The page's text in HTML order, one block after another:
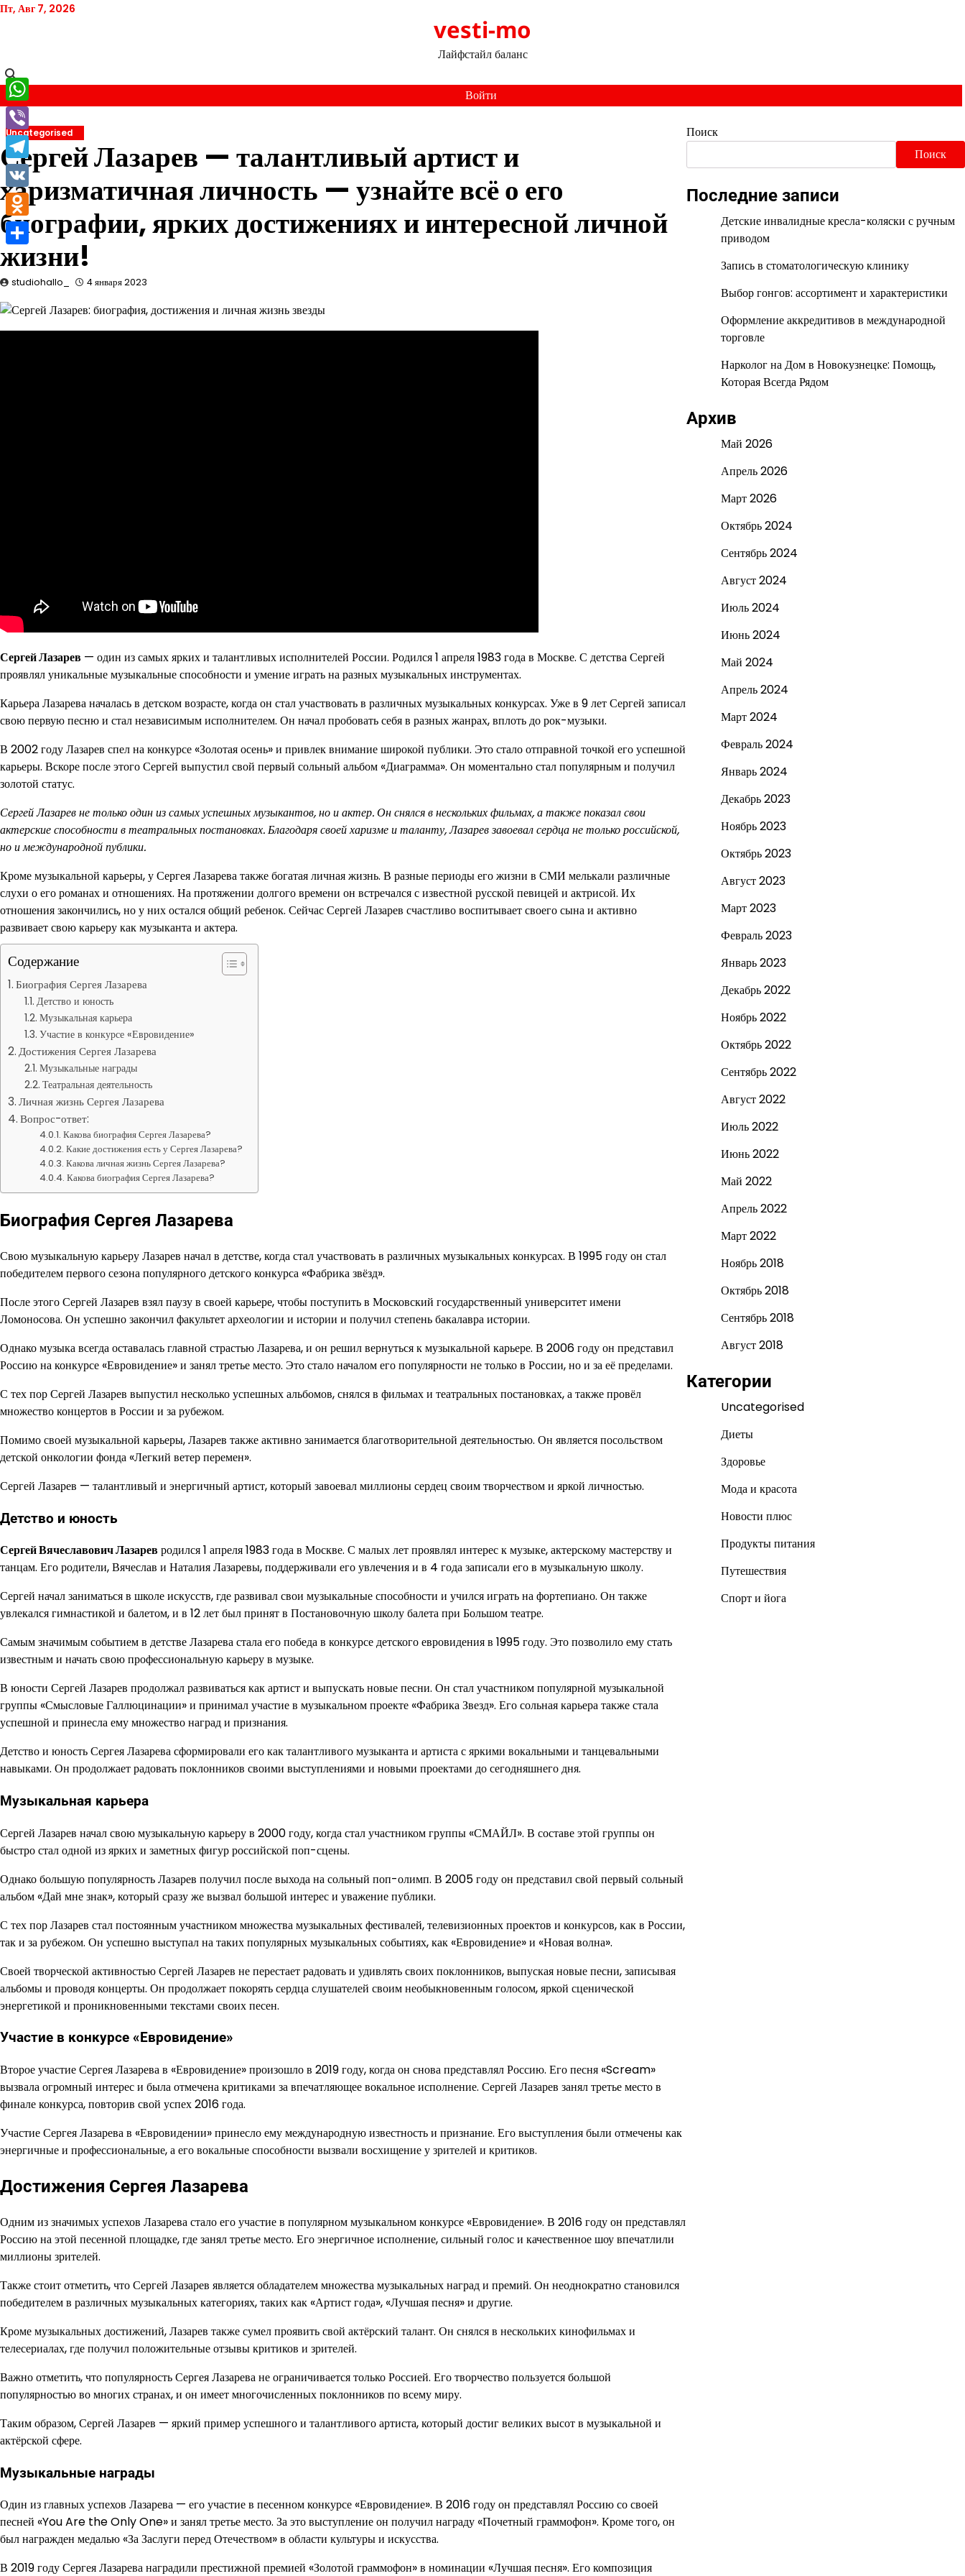
Перейти
Пт, Авг 7, 2026
vesti-mo
Лайфстайл баланс
Войти
Uncategorised
Сергей Лазарев — талантливый артист и
харизматичная личность — узнайте всё о его
биографии, ярких достижениях и интересной личной
жизни!
studiohallo_ 4 января 2023
Сергей Лазарев — один из самых ярких и талантливых исполнителей России. Родился 1 апреля 1983 года в Москве. С детства Сергей
проявлял уникальные музыкальные способности и умение играть на разных музыкальных инструментах.
Карьера Лазарева началась в детском возрасте, когда он стал участвовать в различных музыкальных конкурсах. Уже в 9 лет Сергей записал
свою первую песню и стал независимым исполнителем. Он начал пробовать себя в разных жанрах, вплоть до рок-музыки.
В 2002 году Лазарев спел на конкурсе «Золотая осень» и привлек внимание широкой публики. Это стало отправной точкой его успешной
карьеры. Вскоре после этого Сергей выпустил свой первый сольный альбом «Диаграмма». Он моментально стал популярным и получил
золотой статус.
Сергей Лазарев не только один из самых успешных музыкантов, но и актер. Он снялся в нескольких фильмах, а также показал свои
актерские способности в театральных постановках. Благодаря своей харизме и таланту, Лазарев завоевал сердца не только российской,
но и международной публики.
Кроме музыкальной карьеры, у Сергея Лазарева также богатая личная жизнь. В разные периоды его жизни в СМИ мелькали различные
слухи о его романах и отношениях. На протяжении долгого времени он встречался с известной русской певицей и актрисой. Их
отношения закончились, но у них остался общий ребенок. Сейчас Сергей Лазарев счастливо воспитывает своего сына и активно
развивает свою карьеру как музыканта и актера.
Содержание
Биография Сергея Лазарева
Детство и юность
Музыкальная карьера
Участие в конкурсе «Евровидение»
Достижения Сергея Лазарева
Музыкальные награды
Театральная деятельность
Личная жизнь Сергея Лазарева
Вопрос-ответ:
Какова биография Сергея Лазарева?
Какие достижения есть у Сергея Лазарева?
Какова личная жизнь Сергея Лазарева?
Какова биография Сергея Лазарева?
Биография Сергея Лазарева
Свою музыкальную карьеру Лазарев начал в детстве, когда стал участвовать в различных музыкальных конкурсах. В 1995 году он стал
победителем первого сезона популярного детского конкурса «Фабрика звёзд».
После этого Сергей Лазарев взял паузу в своей карьере, чтобы поступить в Московский государственный университет имени
Ломоносова. Он успешно закончил факультет археологии и истории и получил степень бакалавра истории.
Однако музыка всегда оставалась главной страстью Лазарева, и он решил вернуться к музыкальной карьере. В 2006 году он представил
Россию на конкурсе «Евровидение» и занял третье место. Это стало началом его популярности не только в России, но и за её пределами.
С тех пор Сергей Лазарев выпустил несколько успешных альбомов, снялся в фильмах и театральных постановках, а также провёл
множество концертов в России и за рубежом.
Помимо своей музыкальной карьеры, Лазарев также активно занимается благотворительной деятельностью. Он является посольством
детской онкологии фонда «Легкий ветер перемен».
Сергей Лазарев — талантливый и энергичный артист, который завоевал миллионы сердец своим творчеством и яркой личностью.
Детство и юность
Сергей Вячеславович Лазаревродился 1 апреля 1983 года в Москве. С малых лет проявлял интерес к музыке, актерскому мастерству и
танцам. Его родители, Вячеслав и Наталия Лазаревы, поддерживали его увлечения и в 4 года записали его в музыкальную школу.
Сергей начал заниматься в школе искусств, где развивал свои музыкальные способности и учился играть на фортепиано. Он также
увлекался гимнастикой и балетом, и в 12 лет был принят в Постановочную школу балета при Большом театре.
Самым значимым событием в детстве Лазарева стала его победа в конкурсе детского евровидения в 1995 году. Это позволило ему стать
известным и начать свою профессиональную карьеру в музыке.
В юности Сергей Лазарев продолжал развиваться как артист и выпускать новые песни. Он стал участником популярной музыкальной
группы «Смысловые Галлюцинации» и принимал участие в музыкальном проекте «Фабрика Звезд». Его сольная карьера также стала
успешной и принесла ему множество наград и признания.
Детство и юность Сергея Лазарева сформировали его как талантливого музыканта и артиста с яркими вокальными и танцевальными
навыками. Он продолжает радовать поклонников своими выступлениями и новыми проектами до сегодняшнего дня.
Музыкальная карьера
Сергей Лазарев начал свою музыкальную карьеру в 2000 году, когда стал участником группы «СМАЙЛ». В составе этой группы он
быстро стал одной из ярких и заметных фигур российской поп-сцены.
Однако большую популярность Лазарев получил после выхода на сольный поп-олимп. В 2005 году он представил свой первый сольный
альбом «Дай мне знак», который сразу же вызвал большой интерес и уважение публики.
С тех пор Лазарев стал постоянным участником множества музыкальных фестивалей, телевизионных проектов и конкурсов, как в России,
так и за рубежом. Он успешно выступал на таких популярных музыкальных событиях, как «Евровидение» и «Новая волна».
Своей творческой активностью Сергей Лазарев не перестает радовать и удивлять своих поклонников, выпуская новые песни, записывая
альбомы и проводя концерты. Он продолжает покорять сердца слушателей своим необыкновенным голосом, яркой сценической
энергетикой и проникновенными текстами своих песен.
Участие в конкурсе «Евровидение»
Второе участие Сергея Лазарева в «Евровидение» произошло в 2019 году, когда он снова представлял Россию. Его песня «Scream»
вызвала огромный интерес и была отмечена критиками за впечатляющее вокальное исполнение. Сергей Лазарев занял третье место в
финале конкурса, повторив свой успех 2016 года.
Участие Сергея Лазарева в «Евровидении» принесло ему международную известность и признание. Его выступления были отмечены как
энергичные и профессиональные, а его вокальные способности вызвали восхищение у зрителей и критиков.
Достижения Сергея Лазарева
Одним из значимых успехов Лазарева стало его участие в популярном музыкальном конкурсе «Евровидение». В 2016 году он представлял
Россию на этой песенной площадке, где занял третье место. Его энергичное исполнение, сильный голос и качественное шоу впечатлили
миллионы зрителей.
Также стоит отметить, что Сергей Лазарев является обладателем множества музыкальных наград и премий. Он неоднократно становился
победителем в различных музыкальных категориях, таких как «Артист года», «Лучшая песня» и другие.
Кроме музыкальных достижений, Лазарев также сумел проявить свой актёрский талант. Он снялся в нескольких кинофильмах и
телесериалах, где получил положительные отзывы критиков и зрителей.
Важно отметить, что популярность Сергея Лазарева не ограничивается только Россией. Его творчество пользуется большой
популярностью во многих странах, и он имеет многочисленных поклонников по всему миру.
Таким образом, Сергей Лазарев — яркий пример успешного и талантливого артиста, который достиг великих высот в музыкальной и
актёрской сфере.
Музыкальные награды
Один из главных успехов Лазарева — его участие в песенном конкурсе «Евровидение». В 2016 году он представлял Россию со своей
песней «You Are the Only One» и занял третье место. За это выступление он получил награду «Почетный граммофон». Кроме того, он
был награжден медалью «За Заслуги перед Отечеством» в области культуры и искусства.
В 2019 году Сергея Лазарева наградили престижной премией «Золотой граммофон» в номинации «Лучшая песня». Его композиция
Поиск
Поиск
Последние записи
Детские инвалидные кресла-коляски с ручным
приводом
Запись в стоматологическую клинику
Выбор гонгов: ассортимент и характеристики
Оформление аккредитивов в международной
торговле
Нарколог на Дом в Новокузнецке: Помощь,
Которая Всегда Рядом
Архив
Май 2026
Апрель 2026
Март 2026
Октябрь 2024
Сентябрь 2024
Август 2024
Июль 2024
Июнь 2024
Май 2024
Апрель 2024
Март 2024
Февраль 2024
Январь 2024
Декабрь 2023
Ноябрь 2023
Октябрь 2023
Август 2023
Март 2023
Февраль 2023
Январь 2023
Декабрь 2022
Ноябрь 2022
Октябрь 2022
Сентябрь 2022
Август 2022
Июль 2022
Июнь 2022
Май 2022
Апрель 2022
Март 2022
Ноябрь 2018
Октябрь 2018
Сентябрь 2018
Август 2018
Категории
Uncategorised
Диеты
Здоровье
Мода и красота
Новости плюс
Продукты питания
Путешествия
Спорт и йога
WhatsApp
Viber
Telegram
VK
Odnoklassniki
Отправить